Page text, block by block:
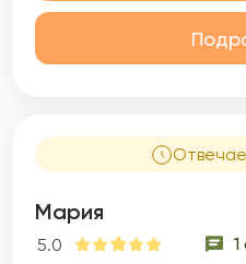
многодетная мама —
отношений, кризисы
Мария
5.0 1